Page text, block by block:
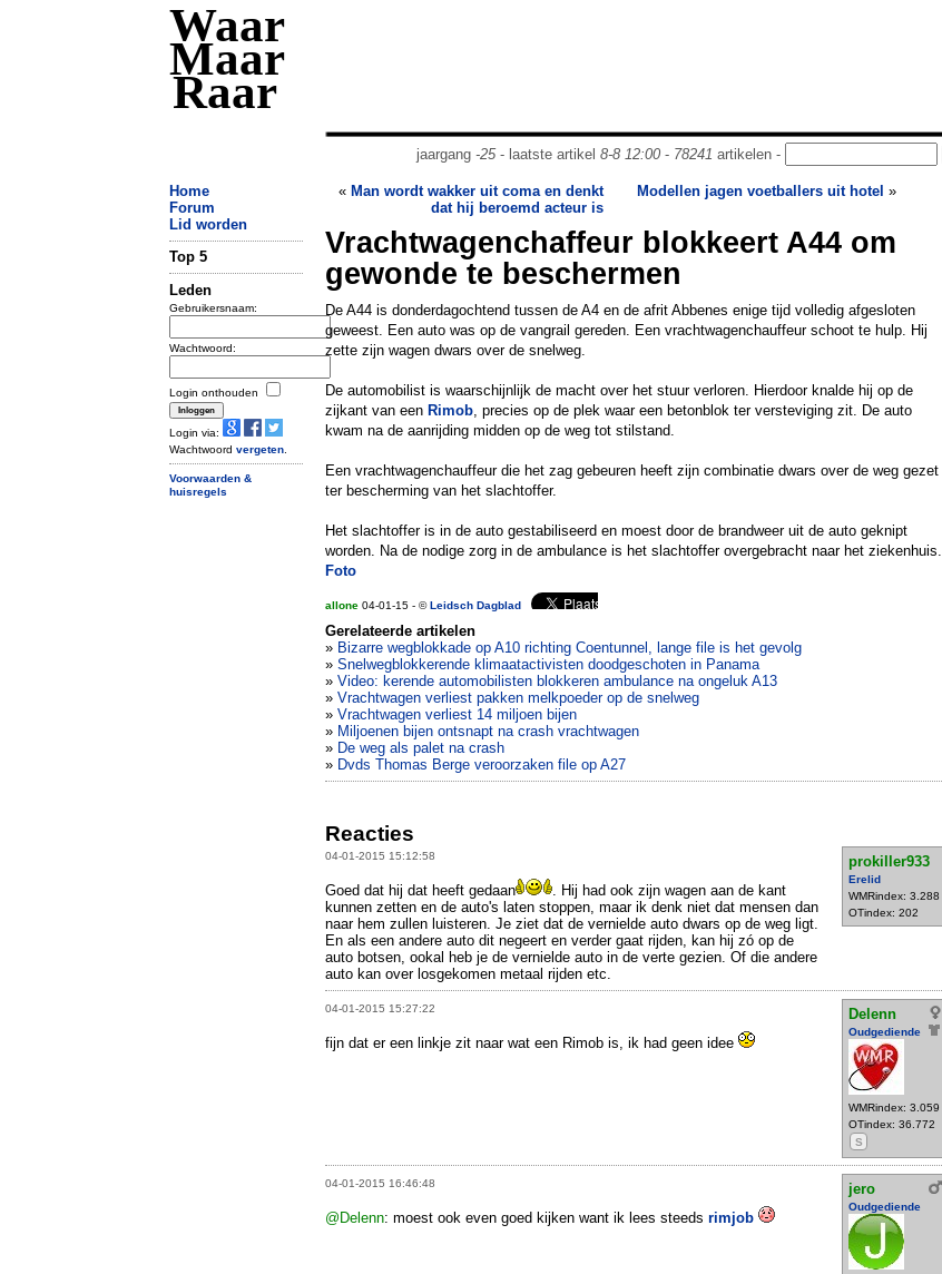
Waar
Maar
Raar
jaargang -25- laatste artikel 8-8 12:00- 78241 artikelen -
Home
Forum
Lid worden
Top 5
Leden
Gebruikersnaam:
Wachtwoord:
Login onthouden
Login via:
Wachtwoord vergeten
Voorwaarden &
huisregels
« Man wordt wakker uit coma en denkt
dat hij beroemd acteur is
Modellen jagen voetballers uit hotel »
Vrachtwagenchaffeur blokkeert A44 om
gewonde te beschermen
De A44 is donderdagochtend tussen de A4 en de afrit Abbenes enige tijd volledig afgesloten
geweest. Een auto was op de vangrail gereden. Een vrachtwagenchauffeur schoot te hulp. Hij
zette zijn wagen dwars over de snelweg.
De automobilist is waarschijnlijk de macht over het stuur verloren. Hierdoor knalde hij op de
zijkant van een Rimob, precies op de plek waar een betonblok ter versteviging zit. De auto
kwam na de aanrijding midden op de weg tot stilstand.
Een vrachtwagenchauffeur die het zag gebeuren heeft zijn combinatie dwars over de weg gezet
ter bescherming van het slachtoffer.
Het slachtoffer is in de auto gestabiliseerd en moest door de brandweer uit de auto geknipt
worden. Na de nodige zorg in de ambulance is het slachtoffer overgebracht naar het ziekenhuis.
Foto
allone 04-01-15 - ©Leidsch Dagblad
Gerelateerde artikelen
» Bizarre wegblokkade op A10 richting Coentunnel, lange file is het gevolg
» Snelwegblokkerende klimaatactivisten doodgeschoten in Panama
» Video: kerende automobilisten blokkeren ambulance na ongeluk A13
» Vrachtwagen verliest pakken melkpoeder op de snelweg
» Vrachtwagen verliest 14 miljoen bijen
» Miljoenen bijen ontsnapt na crash vrachtwagen
» De weg als palet na crash
» Dvds Thomas Berge veroorzaken file op A27
Reacties
04-01-2015 15:12:58 prokiller933
Erelid
WMRindex: 3.288
OTindex: 202
Goed dat hij dat heeft gedaan
. Hij had ook zijn wagen aan de kant
kunnen zetten en de auto's laten stoppen, maar ik denk niet dat mensen dan
naar hem zullen luisteren. Je ziet dat de vernielde auto dwars op de weg ligt.
En als een andere auto dit negeert en verder gaat rijden, kan hij zó op de
auto botsen, ookal heb je de vernielde auto in de verte gezien. Of die andere
auto kan over losgekomen metaal rijden etc.
04-01-2015 15:27:22 Delenn
Oudgediende
WMRindex: 3.059
OTindex: 36.772
S
fijn dat er een linkje zit naar wat een Rimob is, ik had geen idee
04-01-2015 16:46:48 jero
Oudgediende
@Delenn: moest ook even goed kijken want ik lees steeds rimjob